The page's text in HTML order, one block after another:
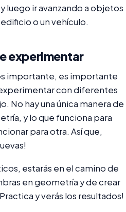
luego ir avanzando a objetos
o un vehículo.
experimentar
importante, es importante
con diferentes
No hay una única manera de
y lo que funciona para
para otra. Así que,
estarás en el camino de
en geometría y de crear
y verás los resultados!